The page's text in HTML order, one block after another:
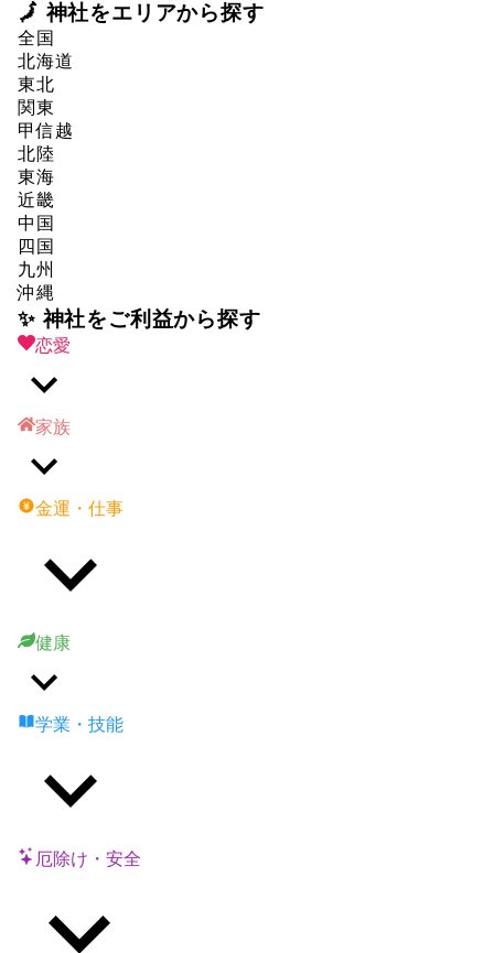
🗾 神社をエリアから探す
全国
北海道
東北
関東
甲信越
北陸
東海
近畿
中国
四国
九州
沖縄
✨ 神社をご利益から探す
恋愛
家族
金運・仕事
健康
学業・技能
厄除け・安全